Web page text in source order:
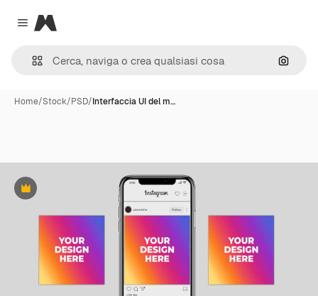
Close menu
Magnific
Cerca
Home/Stock/PSD/Interfaccia UI del m…
Premium